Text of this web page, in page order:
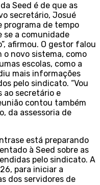
Seed é de que as
secretário, Josué
programa de tempo
se a comunidade
afirmou. O gestor falou
novo sistema, como
escolas, como a
mais informações
pelo sindicato. “Vou
ao secretário e
contou também
da assessoria de
está preparando
à Seed sobre as
pelo sindicato. A
para iniciar a
dos servidores de